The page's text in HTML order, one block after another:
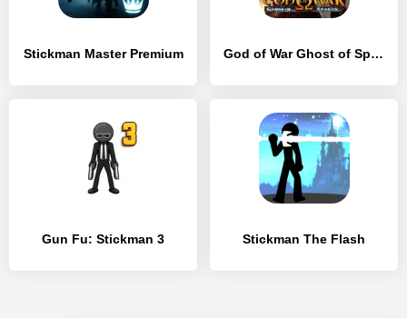
Stickman Master Premium God of War Ghost of Sparta
Gun Fu: Stickman 3 Stickman The Flash